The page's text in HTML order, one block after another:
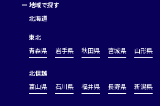
ー 地域で探す
北海道
東北
青森県
岩手県 秋田県 宮城県 山形県
北信越
富山県
石川県 福井県 長野県 新潟県